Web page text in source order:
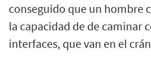
conseguido que un hombre
la capacidad de de caminar
interfaces, que van en el